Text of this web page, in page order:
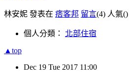
林安妮 發表在 痞客邦 留言(4) 人氣()
個人分類： 北部住宿
▲top
Dec 19 Tue 2017 11:00